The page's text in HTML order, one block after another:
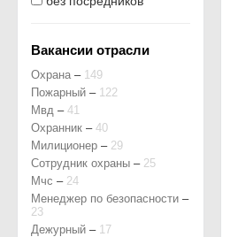
Вакансии отрасли
Охрана – 149
Пожарный – 122
Мвд – 41
Охранник – 40
Милиционер – 29
Сотрудник охраны – 25
Мчс – 24
Менеджер по безопасности –
23
Дежурный – 17